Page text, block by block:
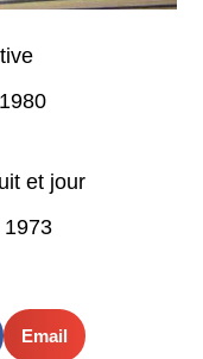
et jour
1973
Email